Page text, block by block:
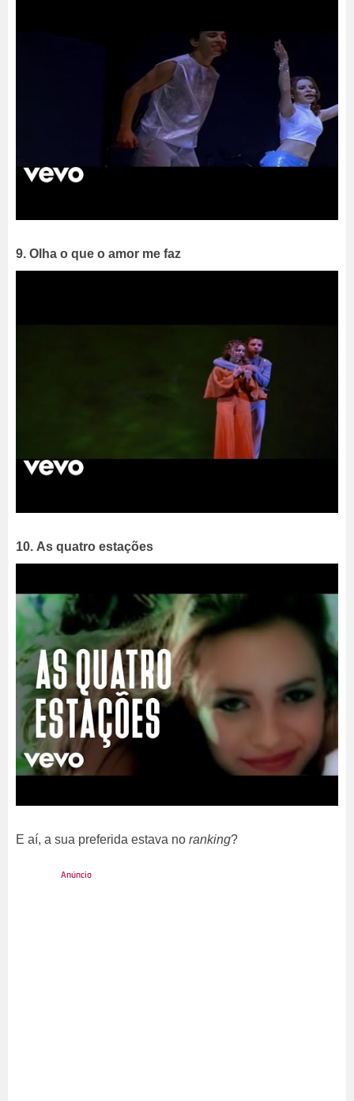
9. Olha o que o amor me faz
10. As quatro estações
E aí, a sua preferida estava no ranking?